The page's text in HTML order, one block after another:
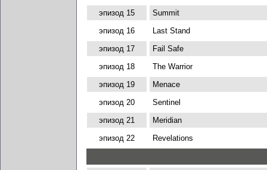
эпизод 15
Summit
эпизод 16
Last Stand
эпизод 17
Fail Safe
эпизод 18
The Warrior
эпизод 19
Menace
эпизод 20
Sentinel
эпизод 21
Meridian
эпизод 22
Revelations